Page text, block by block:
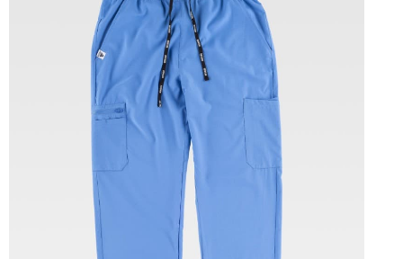
Tallas: S, M, L, XL, XXL, 3XL